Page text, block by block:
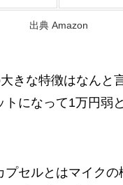
出典 Amazon
きな特徴はなんと
トになって1万円弱
プセルとはマイクの